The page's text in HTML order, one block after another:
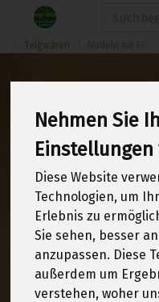
Nehmen Sie
Einstellungen
Diese Website
Technologien, um
Erlebnis zu
Sie sehen, besser
anzupassen. Diese
außerdem um
verstehen, woher
Teigwaren
Nudeln
12
Hersteller